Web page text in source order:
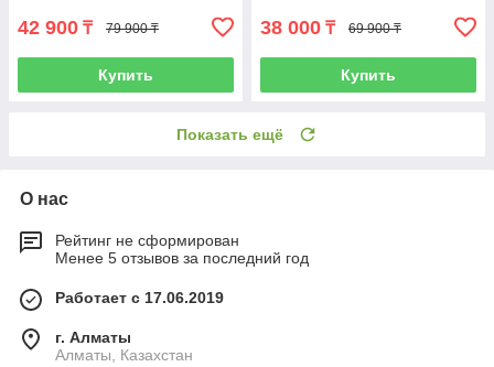
42 900 ₸ 79 900 ₸
Купить
38 000 ₸ 69 900 ₸
Купить
Показать ещё
О нас
Рейтинг не сформирован
Менее 5 отзывов за последний год
Работает с 17.06.2019
г. Алматы
Алматы, Казахстан